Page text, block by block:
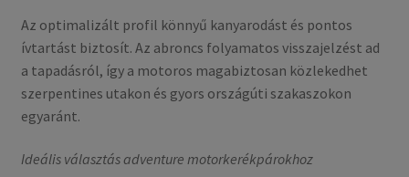
Az optimalizált profil könnyű kanyarodást és pontos
ívtartást biztosít. Az abroncs folyamatos visszajelzést ad
a tapadásról, így a motoros magabiztosan közlekedhet
szerpentines utakon és gyors országúti szakaszokon
egyaránt.
Ideális választás adventure motorkerékpárokhoz